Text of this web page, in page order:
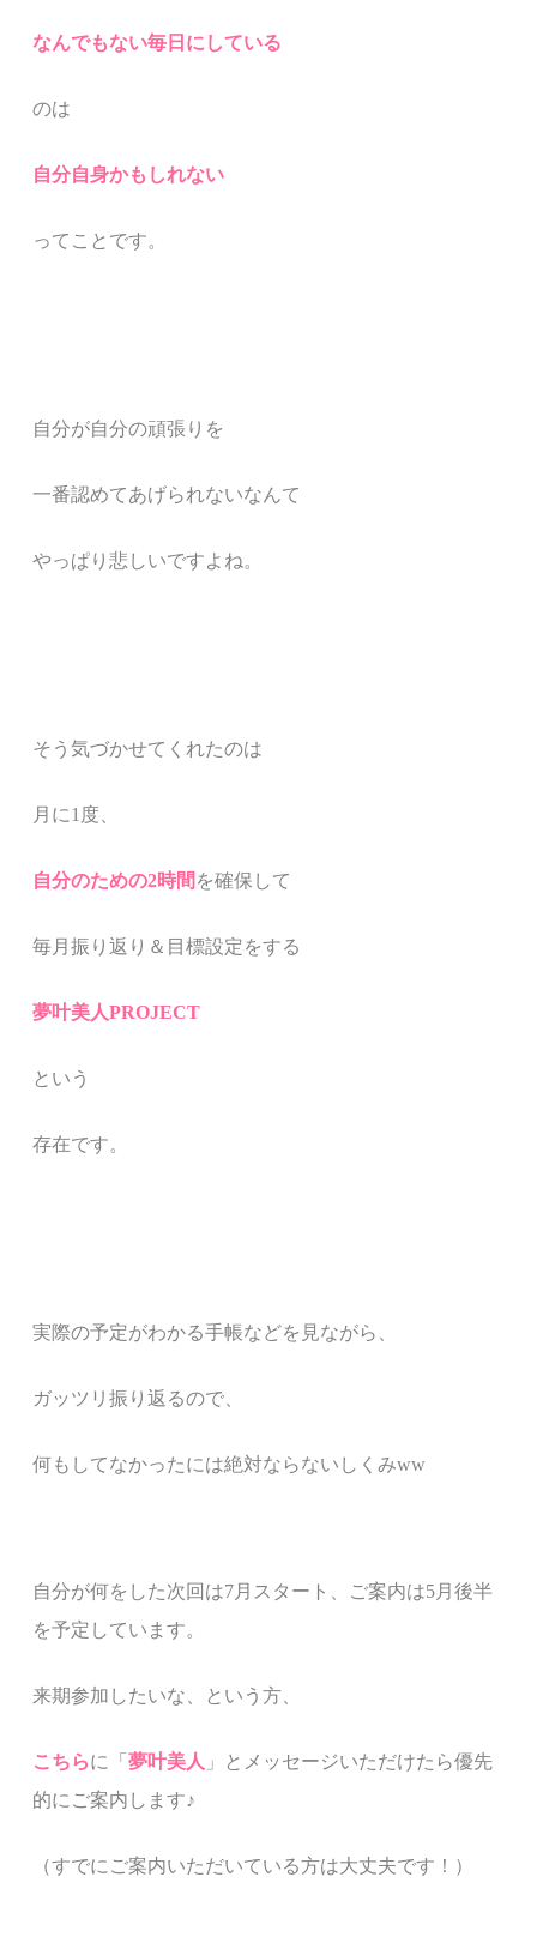
なんでもない毎日にしている
のは
自分自身かもしれない
ってことです。
自分が自分の頑張りを
一番認めてあげられないなんて
やっぱり悲しいですよね。
そう気づかせてくれたのは
月に1度、
自分のための2時間 を確保して
毎月振り返り＆目標設定をする
夢叶美人PROJECT
という
存在です。
実際の予定がわかる手帳などを見ながら、
ガッツリ振り返るので、
何もしてなかったには絶対ならないしくみww
自分が何をした次回は7月スタート、ご案内は5月後半
を予定しています。
来期参加したいな、という方、
こちらに「夢叶美人 」とメッセージいただけたら優先
的にご案内します♪
（すでにご案内いただいている方は大丈夫です！）